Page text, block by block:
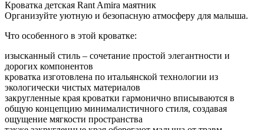
Кроватка детская Rant Amira маятник
Организуйте уютную и безопасную атмосферу для малыша.
Что особенного в этой кроватке:
изысканный стиль – сочетание простой элегантности и
дорогих компонентов
кроватка изготовлена по итальянской технологии из
экологически чистых материалов
закругленные края кроватки гармонично вписываются в
общую концепцию минималистичного стиля, создавая
ощущение мягкости пространства